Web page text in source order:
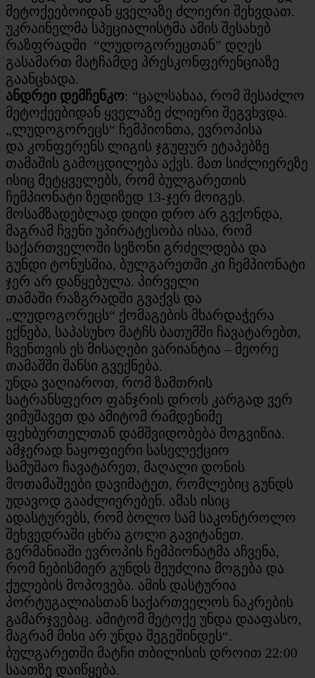
მეტოქეებოიდან ყველაზე ძლიერი შეხვდათ.
უკრაინელმა სპეციალისტმა ამის შესახებ
რაზფრადში “ლუდოგორეცთან” დღეს
გასამართ მატჩამდე პრესკონფერენციაზე
გაანცხადა.
ანდრეი დემჩენკო: “ცალსახაა, რომ შესაძლო
მეტოქეებიდან ყველაზე ძლიერი შეგვხვდა.
„ლუდოგორეცს“ ჩემპიონთა, ევროპისა
და კონფერენს ლიგის ჯგუფურ ეტაპებზე
თამაშის გამოცდილება აქვს. მათ სიძლიერეზე
ისიც მეტყველებს, რომ ბულგარეთის
ჩემპიონატი ზედიზედ 13-ჯერ მოიგეს.
მოსამზადებლად დიდი დრო არ გვქონდა,
მაგრამ ჩვენი უპირატესობა ისაა, რომ
საქართველოში სეზონი გრძელდება და
გუნდი ტონუსშია, ბულგარეთში კი ჩემპიონატი
ჯერ არ დაწყებულა. პირველი
თამაში რაზგრადში გვაქვს და
„ლუდოგორეცს“ ქომაგების მხარდაჭერა
ექნება, საპასუხო მატჩს ბათუმში ჩავატარებთ,
ჩვენთვის ეს მისაღები ვარიანტია – მეორე
თამაშში შანსი გვექნება.
უნდა ვაღიაროთ, რომ ზამთრის
სატრანსფერო ფანჯრის დროს კარგად ვერ
ვიმუშავეთ და ამიტომ რამდენიმე
ფეხბურთელთან დამშვიდობება მოგვიწია.
ამჯერად ნაყოფიერი სასელექციო
სამუშაო ჩავატარეთ, მაღალი დონის
მოთამაშეები დავიმატეთ, რომლებიც გუნდს
უდავოდ გააძლიერებენ. ამას ისიც
ადასტურებს, რომ ბოლო სამ საკონტროლო
შეხვედრაში ცხრა გოლი გავიტანეთ.
გერმანიაში ევროპის ჩემპიონატმა აჩვენა,
რომ ნებისმიერ გუნდს შეუძლია მოგება და
ქულების მოპოვება. ამის დასტურია
პორტუგალიასთან საქართველოს ნაკრების
გამარჯვებაც. ამიტომ მეტოქე უნდა დააფასო,
მაგრამ მისი არ უნდა შეგეშინდეს“.
ბულგარეთში მატჩი თბილისის დროით 22:00
საათზე დაიწყება.